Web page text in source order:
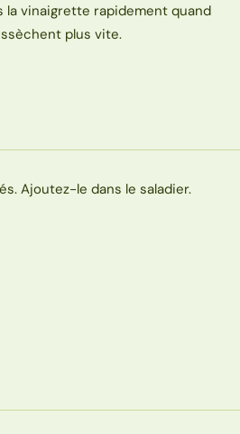
la vinaigrette rapidement quand
plus vite.
Ajoutez-le dans le saladier.